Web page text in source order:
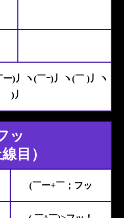
)丿ヽ(￣ｰ)丿ヽ(￣ )丿ヽ
)丿
ッ
線目）
(￣ー+￣；フッ